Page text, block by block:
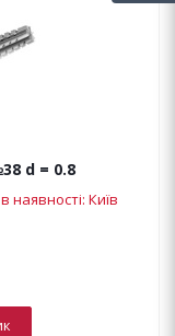
d = 0.8
наявності: Київ